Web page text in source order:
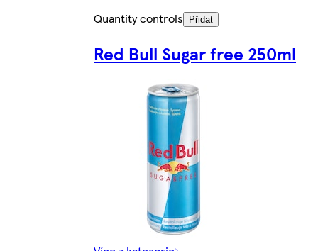
Quantity controls
Přidat
Red Bull Sugar free 250ml